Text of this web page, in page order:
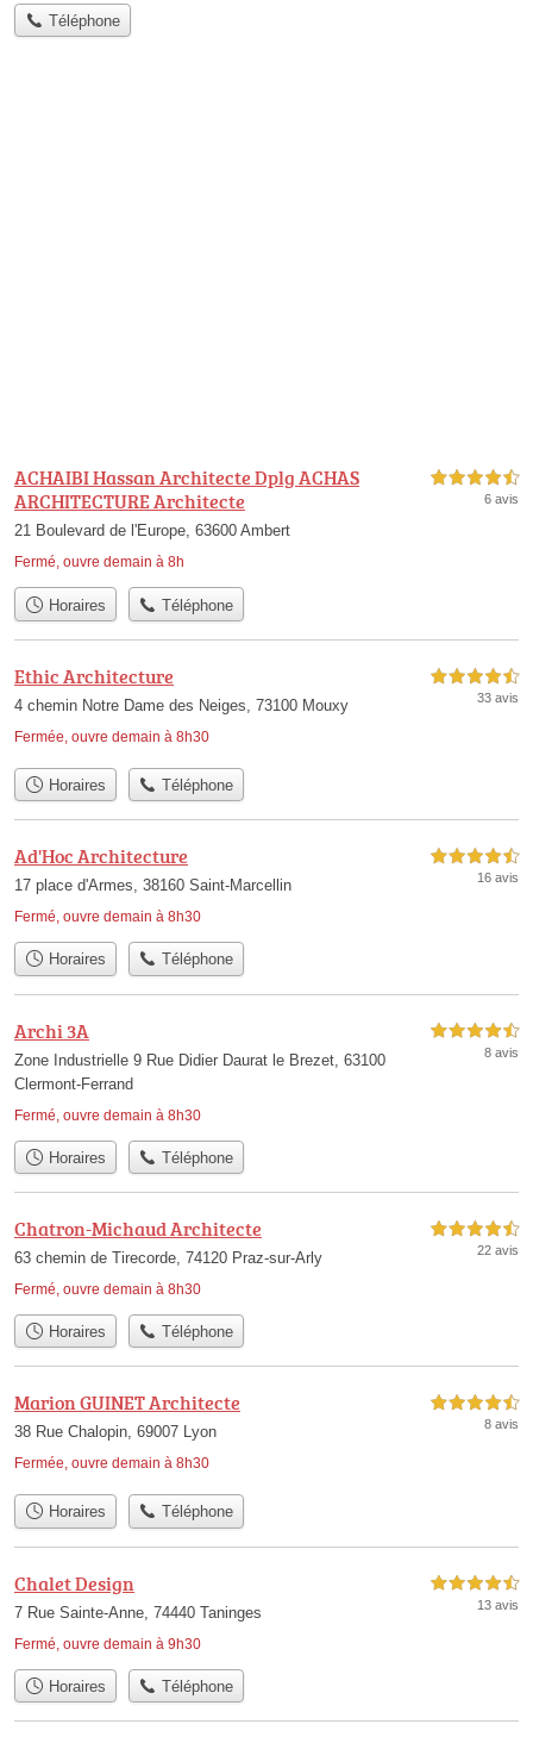
Téléphone
ACHAIBI Hassan Architecte Dplg ACHAS
ARCHITECTURE Architecte
21 Boulevard de l'Europe, 63600 Ambert
Fermé, ouvre demain à 8h
4,5 étoiles sur 5
6 avis
Horaires Téléphone
Ethic Architecture
4 chemin Notre Dame des Neiges, 73100 Mouxy
Fermée, ouvre demain à 8h30
4,5 étoiles sur 5
33 avis
Horaires Téléphone
Ad'Hoc Architecture
17 place d'Armes, 38160 Saint-Marcellin
Fermé, ouvre demain à 8h30
4,5 étoiles sur 5
16 avis
Horaires Téléphone
Archi 3A
Zone Industrielle 9 Rue Didier Daurat le Brezet, 63100
Clermont-Ferrand
Fermé, ouvre demain à 8h30
4,5 étoiles sur 5
8 avis
Horaires Téléphone
Chatron-Michaud Architecte
63 chemin de Tirecorde, 74120 Praz-sur-Arly
Fermé, ouvre demain à 8h30
4,5 étoiles sur 5
22 avis
Horaires Téléphone
Marion GUINET Architecte
38 Rue Chalopin, 69007 Lyon
Fermée, ouvre demain à 8h30
4,5 étoiles sur 5
8 avis
Horaires Téléphone
Chalet Design
7 Rue Sainte-Anne, 74440 Taninges
Fermé, ouvre demain à 9h30
4,5 étoiles sur 5
13 avis
Horaires Téléphone